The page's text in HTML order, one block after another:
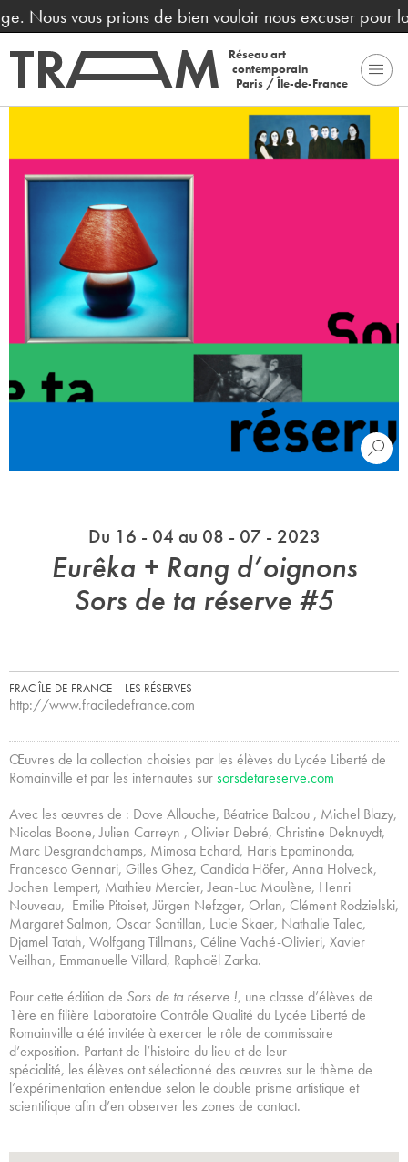
bien vouloir nous excuser pour la gène occasionnée.
Réseau art
contemporain
Paris / Île-de-France
Du 16 - 04 au 08 - 07 - 2023
Eurêka + Rang d’oignons
Sors de ta réserve #5
FRAC ÎLE-DE-FRANCE – LES RÉSERVES
http://www.fraciledefrance.com
Œuvres de la collection choisies par les élèves du Lycée Liberté de
Romainville et par les internautes sursorsdetareserve.com
Avec les œuvres de : Dove Allouche, Béatrice Balcou , Michel Blazy,
Nicolas Boone, Julien Carreyn , Olivier Debré, Christine Deknuydt,
Marc Desgrandchamps, Mimosa Echard, Haris Epaminonda,
Francesco Gennari, Gilles Ghez, Candida Höfer, Anna Holveck,
Jochen Lempert, Mathieu Mercier, Jean-Luc Moulène, Henri
Nouveau, Emilie Pitoiset, Jürgen Nefzger, Orlan, Clément Rodzielski,
Margaret Salmon, Oscar Santillan, Lucie Skaer, Nathalie Talec,
Djamel Tatah, Wolfgang Tillmans, Céline Vaché-Olivieri, Xavier
Veilhan, Emmanuelle Villard, Raphaël Zarka.
Pour cette édition de Sors de ta réserve !, une classe d’élèves de
1ère en filière Laboratoire Contrôle Qualité du Lycée Liberté de
Romainville a été invitée à exercer le rôle de commissaire
d’exposition. Partant de l’histoire du lieu et de leur
spécialité, les élèves ont sélectionné des œuvres sur le thème de
l’expérimentation entendue selon le double prisme artistique et
scientifique afin d’en observer les zones de contact.